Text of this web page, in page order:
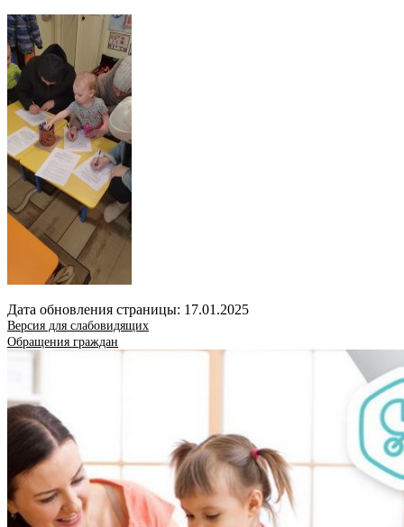
Дата обновления страницы: 17.01.2025
Версия для слабовидящих
Обращения граждан